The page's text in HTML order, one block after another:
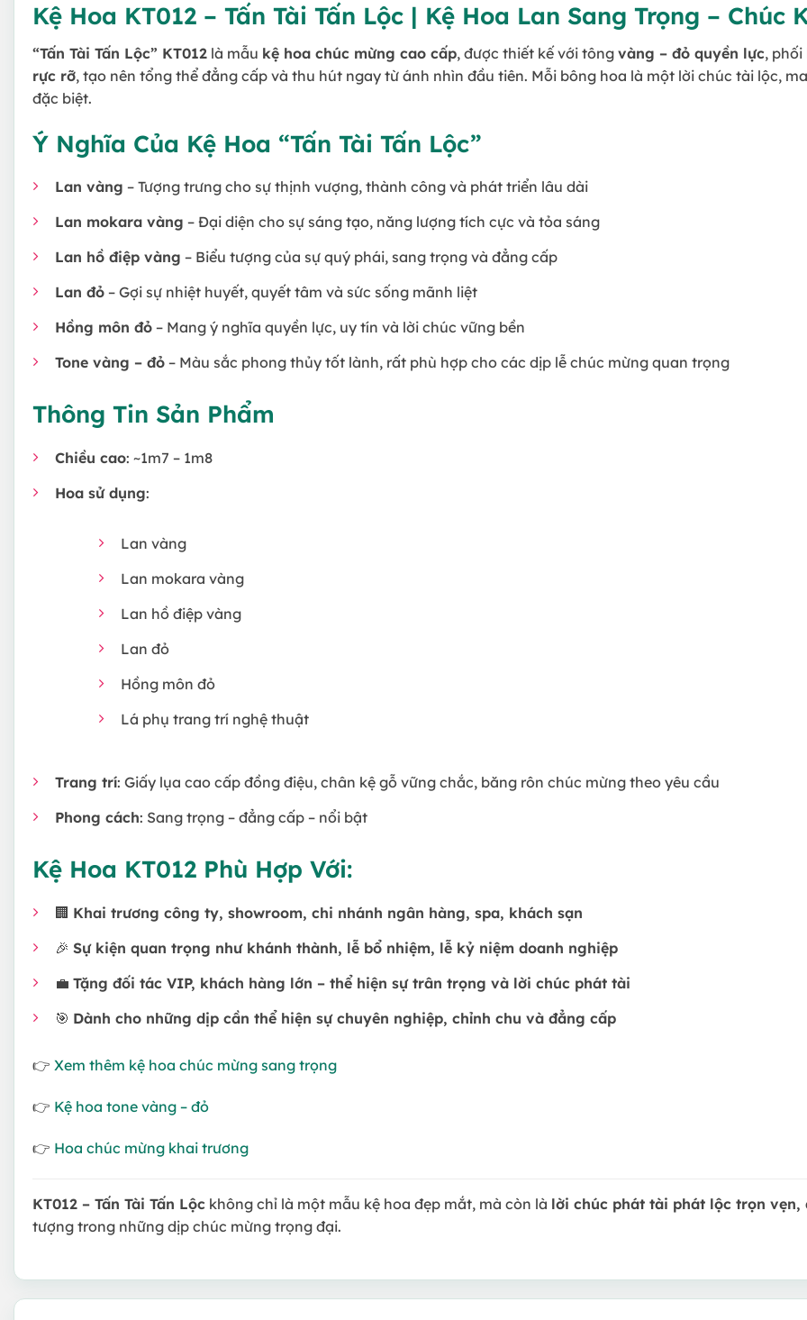
Kệ Hoa KT012 – Tấn Tài Tấn Lộc | Kệ Hoa Lan Sang Trọng – Chúc
“Tấn Tài Tấn Lộc” KT012 là mẫu kệ hoa chúc mừng cao cấp, được thiết kế với tông vàng – đỏ quyền lực,
rực rỡ, tạo nên tổng thể đẳng cấp và thu hút ngay từ ánh nhìn đầu tiên. Mỗi bông hoa là một lời chúc tài lộc,
đặc biệt.
Ý Nghĩa Của Kệ Hoa “Tấn Tài Tấn Lộc”
Lan vàng – Tượng trưng cho sự thịnh vượng, thành công và phát triển lâu dài
Lan mokara vàng – Đại diện cho sự sáng tạo, năng lượng tích cực và tỏa sáng
Lan hồ điệp vàng – Biểu tượng của sự quý phái, sang trọng và đẳng cấp
Lan đỏ – Gợi sự nhiệt huyết, quyết tâm và sức sống mãnh liệt
Hồng môn đỏ – Mang ý nghĩa quyền lực, uy tín và lời chúc vững bền
Tone vàng – đỏ – Màu sắc phong thủy tốt lành, rất phù hợp cho các dịp lễ chúc mừng quan trọng
Thông Tin Sản Phẩm
Chiều cao: ~1m7 – 1m8
Hoa sử dụng:
Lan vàng
Lan mokara vàng
Lan hồ điệp vàng
Lan đỏ
Hồng môn đỏ
Lá phụ trang trí nghệ thuật
Trang trí: Giấy lụa cao cấp đồng điệu, chân kệ gỗ vững chắc, băng rôn chúc mừng theo yêu cầu
Phong cách: Sang trọng – đẳng cấp – nổi bật
Kệ Hoa KT012 Phù Hợp Với:
🏢 Khai trương công ty, showroom, chi nhánh ngân hàng, spa, khách sạn
🎉 Sự kiện quan trọng như khánh thành, lễ bổ nhiệm, lễ kỷ niệm doanh nghiệp
💼 Tặng đối tác VIP, khách hàng lớn – thể hiện sự trân trọng và lời chúc phát tài
🎯 Dành cho những dịp cần thể hiện sự chuyên nghiệp, chỉnh chu và đẳng cấp
👉 Xem thêm kệ hoa chúc mừng sang trọng
👉 Kệ hoa tone vàng – đỏ
👉 Hoa chúc mừng khai trương
KT012 – Tấn Tài Tấn Lộc không chỉ là một mẫu kệ hoa đẹp mắt, mà còn là lời chúc phát tài phát lộc trọn
tượng trong những dịp chúc mừng trọng đại.